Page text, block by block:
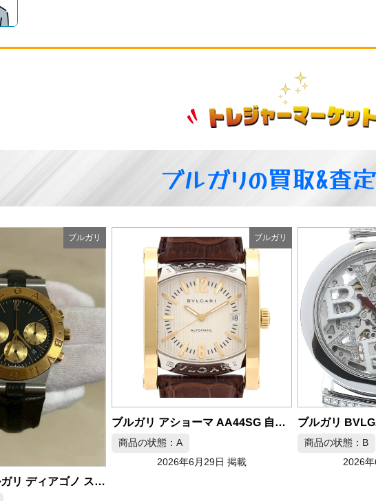
ブルガリの買取&査
ブルガリ ブルガリ
ブルガリ BVLGARI ルチェア LU33S 自動巻き レディース腕時計
商品の状態：B
2026年6月29日 掲載
商品の状態：A
2026